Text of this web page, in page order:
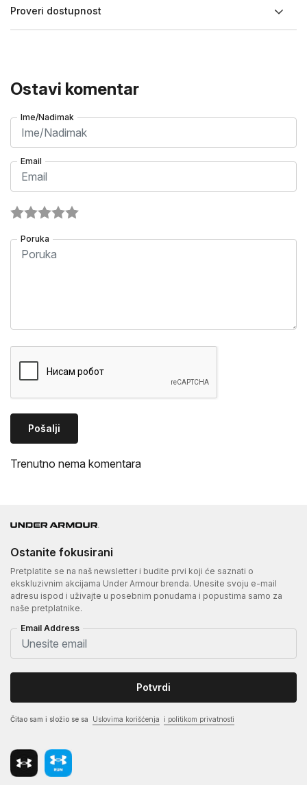
Proveri dostupnost
Ostavi komentar
Ime/Nadimak
Email
Poruka
Pošalji
Trenutno nema komentara
Ostanite fokusirani
Pretplatite se na naš newsletter i budite prvi koji će saznati o
ekskluzivnim akcijama Under Armour brenda. Unesite svoju e-mail
adresu ispod i uživajte u posebnim ponudama i popustima samo za
naše pretplatnike.
Email Address
Potvrdi
Čitao sam i složio se sa Uslovima korišćenja i politikom privatnosti